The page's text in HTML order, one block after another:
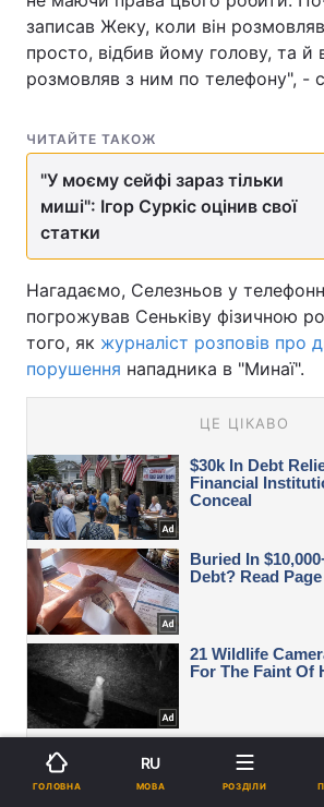
записав Жеку, коли він
просто, відбив йому голову, та й
розмовляв з ним по телефону", -
ЧИТАЙТЕ ТАКОЖ
"У моєму сейфі зараз тільки
миші": Ігор Суркіс оцінив свої
статки
Нагадаємо, Селезньов у
погрожував Сеньківу фізичною
того, як журналіст розповів про
порушення нападника в "Минаї".
ГОЛОВНА
RU
МОВА РОЗДІЛИ